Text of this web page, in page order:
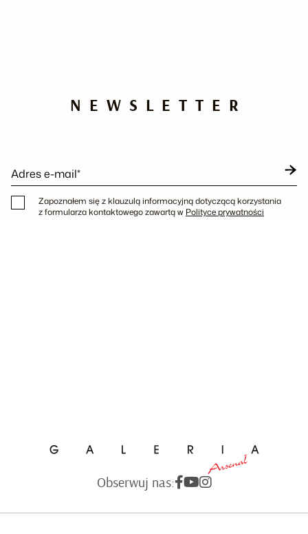
NEWSLETTER
Adres e-mail*
Zapoznałem się z klauzulą informacyjną dotyczącą korzystania
z formularza kontaktowego zawartą w Polityce prywatności
Obserwuj nas: